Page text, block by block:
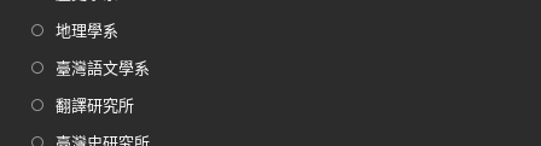
地理學系
臺灣語文學系
翻譯研究所